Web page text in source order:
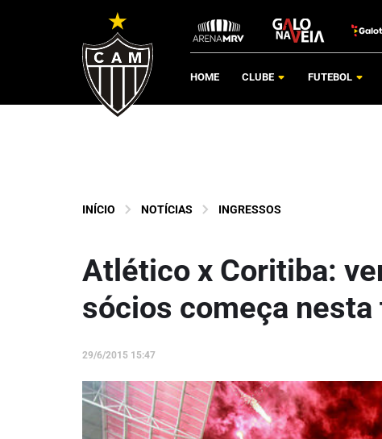
HOME CLUBE FUTEBOL
INÍCIO NOTÍCIAS INGRESSOS
Atlético x Coritiba:
sócios começa
29/6/2015 15:47